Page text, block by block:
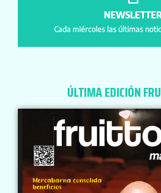
Cada miércoles las últimas
ÚLTIMA EDICIÓN